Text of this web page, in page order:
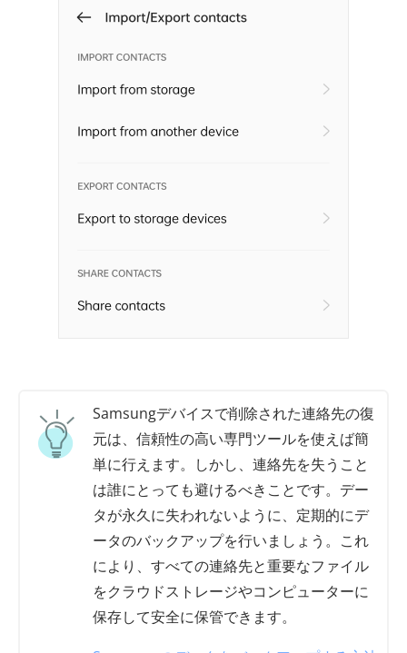
Samsungデバイスで削除された連絡先の復
元は、信頼性の高い専門ツールを使えば簡
単に行えます。しかし、連絡先を失うこと
は誰にとっても避けるべきことです。デー
タが永久に失われないように、定期的にデ
ータのバックアップを行いましょう。これ
により、すべての連絡先と重要なファイル
をクラウドストレージやコンピューターに
保存して安全に保管できます。